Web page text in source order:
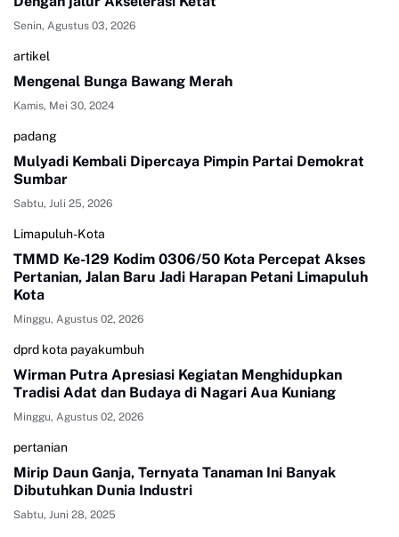
Senin, Agustus 03, 2026
artikel
Mengenal Bunga Bawang Merah
Kamis, Mei 30, 2024
padang
Mulyadi Kembali Dipercaya Pimpin Partai Demokrat
Sumbar
Sabtu, Juli 25, 2026
Limapuluh-Kota
TMMD Ke-129 Kodim 0306/50 Kota Percepat Akses
Pertanian, Jalan Baru Jadi Harapan Petani Limapuluh
Kota
Minggu, Agustus 02, 2026
dprd kota payakumbuh
Wirman Putra Apresiasi Kegiatan Menghidupkan
Tradisi Adat dan Budaya di Nagari Aua Kuniang
Minggu, Agustus 02, 2026
pertanian
Mirip Daun Ganja, Ternyata Tanaman Ini Banyak
Dibutuhkan Dunia Industri
Sabtu, Juni 28, 2025